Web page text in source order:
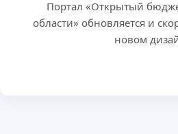
Портал «Открытый
области» обновляется и
новом